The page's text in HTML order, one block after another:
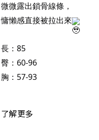
微微露出鎖骨線條，
慵懶感直接被拉出來
長：85
臀：60-96
胸：57-93
了解更多